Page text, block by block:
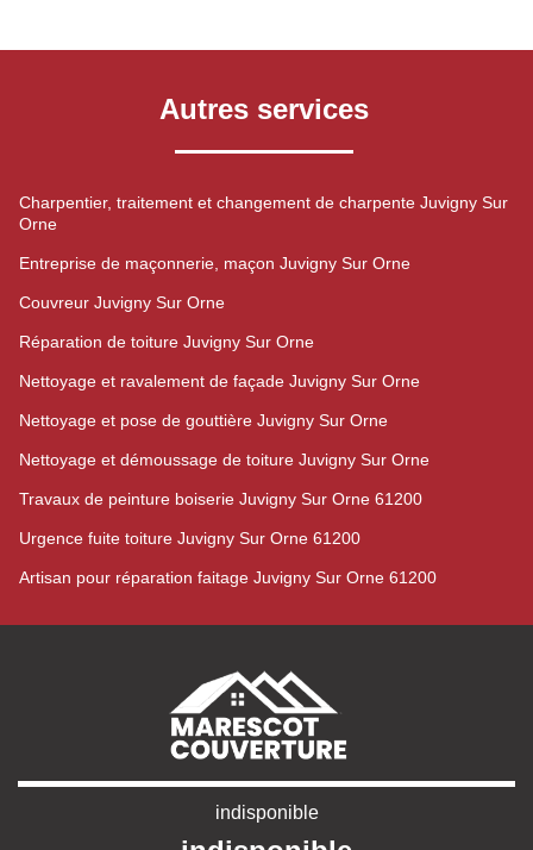
Autres services
Charpentier, traitement et changement de charpente Juvigny Sur
Orne
Entreprise de maçonnerie, maçon Juvigny Sur Orne
Couvreur Juvigny Sur Orne
Réparation de toiture Juvigny Sur Orne
Nettoyage et ravalement de façade Juvigny Sur Orne
Nettoyage et pose de gouttière Juvigny Sur Orne
Nettoyage et démoussage de toiture Juvigny Sur Orne
Travaux de peinture boiserie Juvigny Sur Orne 61200
Urgence fuite toiture Juvigny Sur Orne 61200
Artisan pour réparation faitage Juvigny Sur Orne 61200
indisponible